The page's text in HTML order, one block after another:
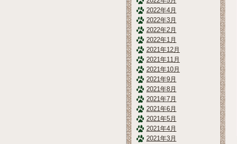
2022年4月
2022年3月
2022年2月
2022年1月
2021年12月
2021年11月
2021年10月
2021年9月
2021年8月
2021年7月
2021年6月
2021年5月
2021年4月
2021年3月